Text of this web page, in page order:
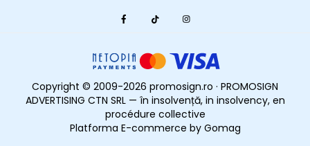
Copyright © 2009-2026 promosign.ro · PROMOSIGN
ADVERTISING CTN SRL — în insolvență, in insolvency, en
procédure collective
Platforma E-commerce by Gomag